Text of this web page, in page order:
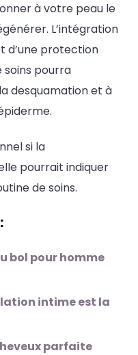
à votre peau le
L’intégration
d’une protection
soins pourra
desquamation et à
si la
pourrait indiquer
de soins.
bol pour homme
intime est la
parfaite